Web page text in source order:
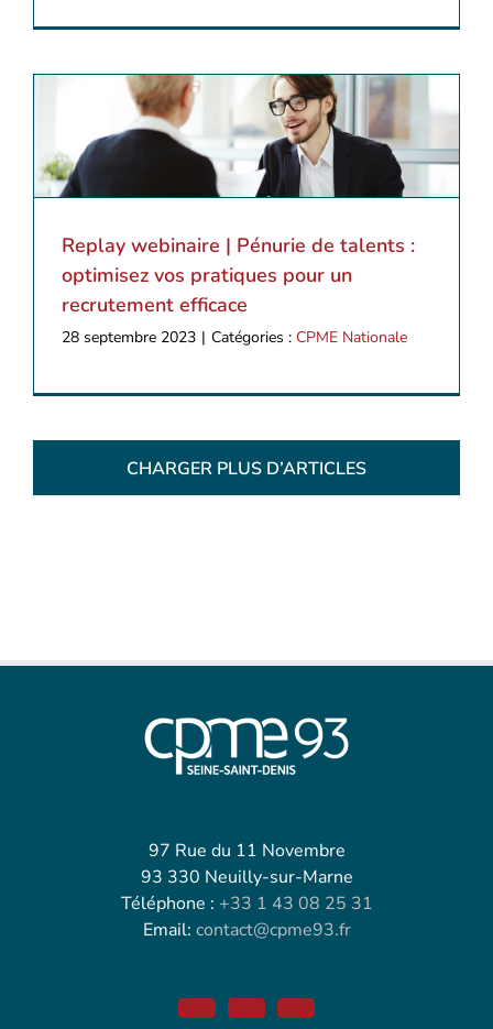
Replay webinaire | Pénurie de talents :
optimisez vos pratiques pour un
recrutement efficace
28 septembre 2023 | Catégories : CPME Nationale
CHARGER PLUS D’ARTICLES
97 Rue du 11 Novembre
93 330 Neuilly-sur-Marne
Téléphone : +33 1 43 08 25 31
Email: contact@cpme93.fr
FacebookTwitterLinkedin